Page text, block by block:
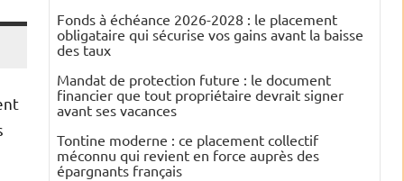
Fonds à échéance 2026-2028 : le placement
obligataire qui sécurise vos gains avant la baisse
des taux
Mandat de protection future : le document
financier que tout propriétaire devrait signer
avant ses vacances
Tontine moderne : ce placement collectif
méconnu qui revient en force auprès des
épargnants français